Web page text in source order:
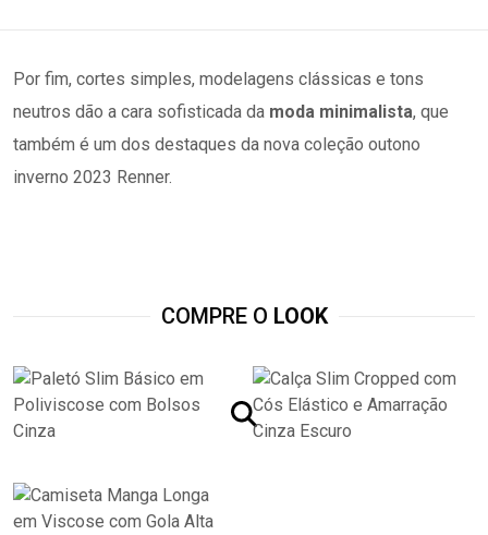
Por fim, cortes simples, modelagens clássicas e tons
neutros dão a cara sofisticada da moda minimalista, que
também é um dos destaques da nova coleção outono
inverno 2023 Renner.
COMPRE O LOOK